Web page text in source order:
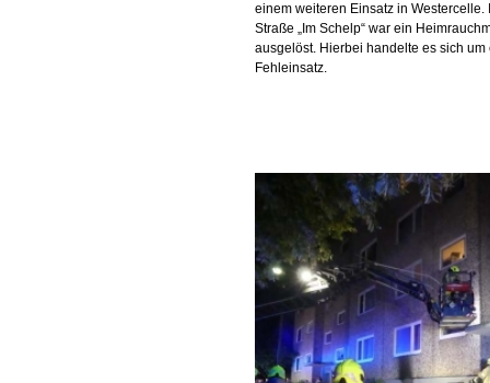
einem weiteren Einsatz in Westercelle.
Straße „Im Schelp“ war ein
ausgelöst. Hierbei handelte es sich um
Fehleinsatz.